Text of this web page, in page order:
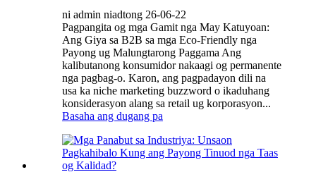
ni admin niadtong 26-06-22
Pagpangita og mga Gamit nga May Katuyoan:
Ang Giya sa B2B sa mga Eco-Friendly nga
Payong ug Malungtarong Paggama Ang
kalibutanong konsumidor nakaagi og permanente
nga pagbag-o. Karon, ang pagpadayon dili na
usa ka niche marketing buzzword o ikaduhang
konsiderasyon alang sa retail ug korporasyon...
Basaha ang dugang pa